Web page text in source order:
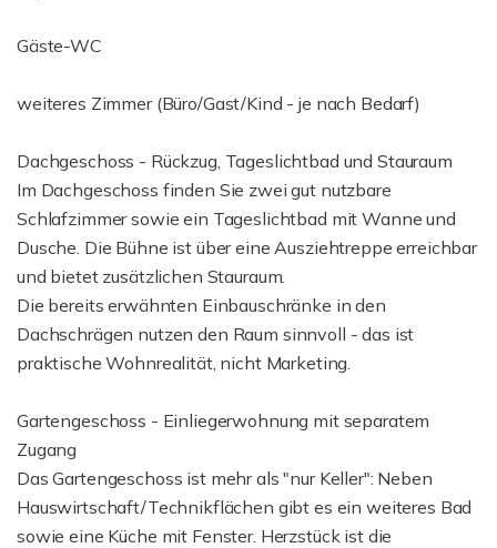
Gäste-WC
weiteres Zimmer (Büro/Gast/Kind - je nach Bedarf)
Dachgeschoss - Rückzug, Tageslichtbad und Stauraum
Im Dachgeschoss finden Sie zwei gut nutzbare
Schlafzimmer sowie ein Tageslichtbad mit Wanne und
Dusche. Die Bühne ist über eine Ausziehtreppe erreichbar
und bietet zusätzlichen Stauraum.
Die bereits erwähnten Einbauschränke in den
Dachschrägen nutzen den Raum sinnvoll - das ist
praktische Wohnrealität, nicht Marketing.
Gartengeschoss - Einliegerwohnung mit separatem
Zugang
Das Gartengeschoss ist mehr als "nur Keller": Neben
Hauswirtschaft/Technikflächen gibt es ein weiteres Bad
sowie eine Küche mit Fenster. Herzstück ist die